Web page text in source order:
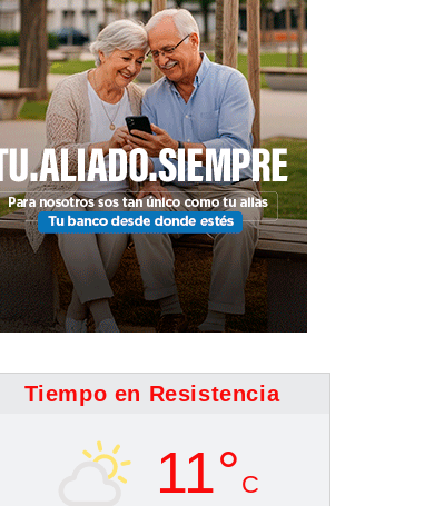
Tiempo en Resistencia
11° C